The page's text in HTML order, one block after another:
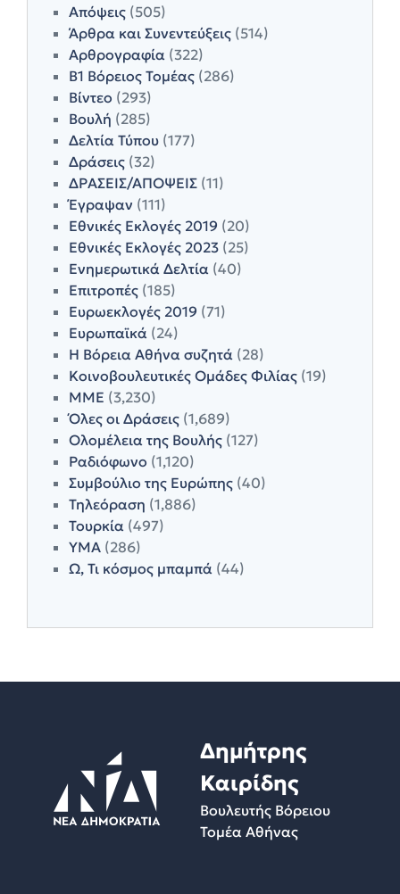
Απόψεις (505)
Άρθρα και Συνεντεύξεις (514)
Αρθρογραφία (322)
Β1 Βόρειος Τομέας (286)
Βίντεο (293)
Βουλή (285)
Δελτία Τύπου (177)
Δράσεις (32)
ΔΡΑΣΕΙΣ/ΑΠΟΨΕΙΣ (11)
Έγραψαν (111)
Εθνικές Εκλογές 2019 (20)
Εθνικές Εκλογές 2023 (25)
Ενημερωτικά Δελτία (40)
Επιτροπές (185)
Ευρωεκλογές 2019 (71)
Ευρωπαϊκά (24)
Η Βόρεια Αθήνα συζητά (28)
Κοινοβουλευτικές Ομάδες Φιλίας (19)
ΜΜΕ (3,230)
Όλες οι Δράσεις (1,689)
Ολομέλεια της Βουλής (127)
Ραδιόφωνο (1,120)
Συμβούλιο της Ευρώπης (40)
Τηλεόραση (1,886)
Τουρκία (497)
ΥΜΑ (286)
Ω, Τι κόσμος μπαμπά (44)
Δημήτρης
Καιρίδης
Βουλευτής Βόρειου
Τομέα Αθήνας